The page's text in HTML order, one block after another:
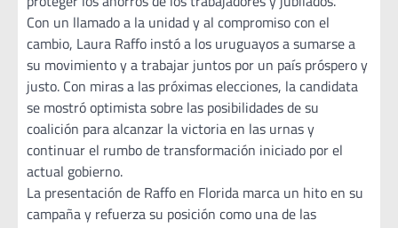
Con un llamado a la unidad y al compromiso con el
cambio, Laura Raffo instó a los uruguayos a sumarse a
su movimiento y a trabajar juntos por un país próspero y
justo. Con miras a las próximas elecciones, la candidata
se mostró optimista sobre las posibilidades de su
coalición para alcanzar la victoria en las urnas y
continuar el rumbo de transformación iniciado por el
actual gobierno.
La presentación de Raffo en Florida marca un hito en su
campaña y refuerza su posición como una de las